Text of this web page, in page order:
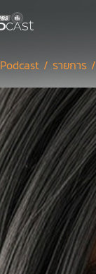
Podcast / รายการ /